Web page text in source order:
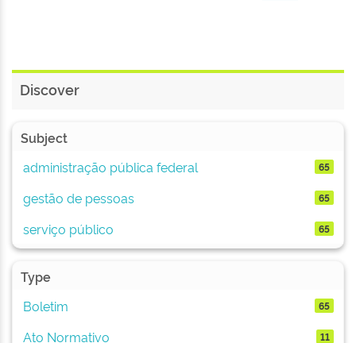
Discover
Subject
administração pública federal
65
gestão de pessoas 65
serviço público 65
Type
Boletim
65
Ato Normativo 11